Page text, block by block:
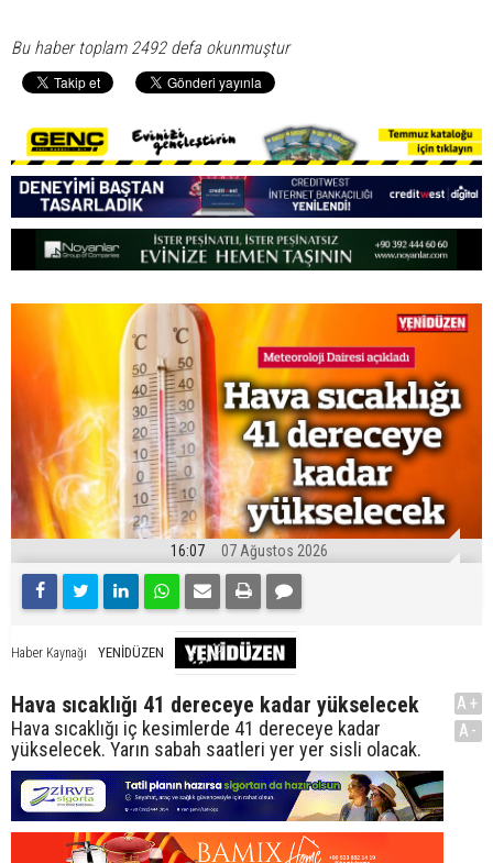
Bu haber toplam 2492 defa okunmuştur
16:07 07 Ağustos 2026
Haber Kaynağı YENİDÜZEN
Hava sıcaklığı 41 dereceye kadar yükselecek
Hava sıcaklığı iç kesimlerde 41 dereceye kadar
yükselecek. Yarın sabah saatleri yer yer sisli olacak.
A+
A-